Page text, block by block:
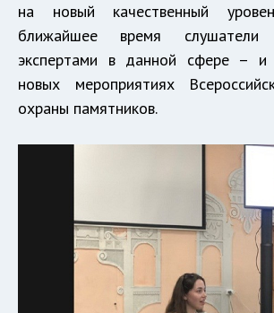
на новый качественный
ближайшее время
экспертами в данной сфере – и
новых мероприятиях
охраны памятников.